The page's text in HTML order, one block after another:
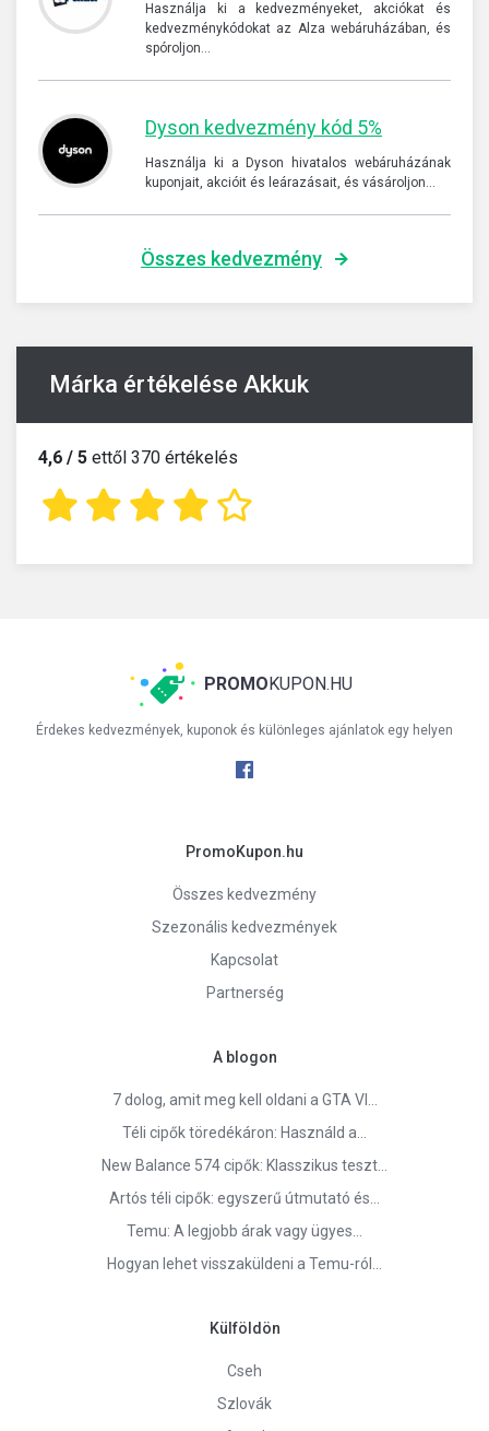
Használja ki a kedvezményeket, akciókat és
kedvezménykódokat az Alza webáruházában, és
spóroljon…
Dyson kedvezmény kód 5%
Használja ki a Dyson hivatalos webáruházának
kuponjait, akcióit és leárazásait, és vásároljon…
Összes kedvezmény
Márka értékelése Akkuk
4,6 / 5 ettől 370 értékelés
PROMOKUPON.HU
Érdekes kedvezmények, kuponok és különleges ajánlatok egy helyen
PromoKupon.hu
Összes kedvezmény
Szezonális kedvezmények
Kapcsolat
Partnerség
A blogon
7 dolog, amit meg kell oldani a GTA VI…
Téli cipők töredékáron: Használd a…
New Balance 574 cipők: Klasszikus teszt…
Artós téli cipők: egyszerű útmutató és…
Temu: A legjobb árak vagy ügyes…
Hogyan lehet visszaküldeni a Temu-ról…
Külföldön
Cseh
Szlovák